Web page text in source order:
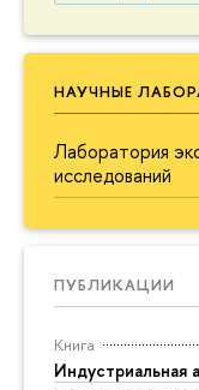
НАУЧНЫЕ
Лаборатория
исследований
ПУБЛИКАЦИИ
Книга
Индустриальная